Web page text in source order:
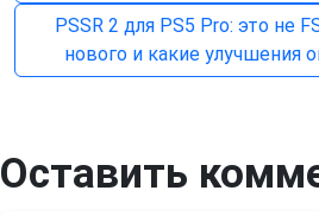
PSSR 2 для PS5 Pro: это не
нового и какие улучшения
Оставить